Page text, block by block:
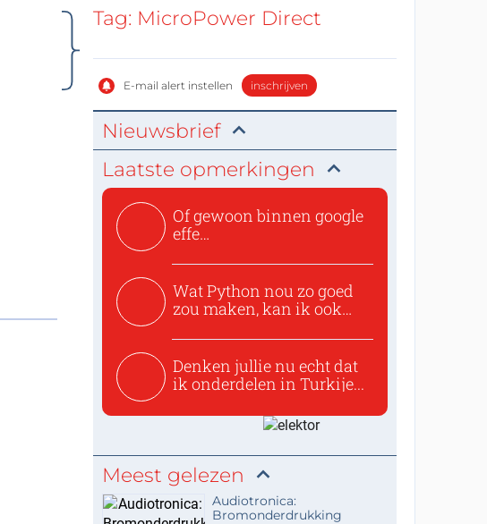
ZoekenTag: MicroPower Direct
E-mail alert instellen inschrijven
Nieuwsbrief
Laatste opmerkingen
Of gewoon binnen google
effe
Wat Python nou zo goed
zou maken, kan ik ook
Denken jullie nu echt dat
ik onderdelen in Turkije...
Meest gelezen
Audiotronica:
Bromonderdrukking